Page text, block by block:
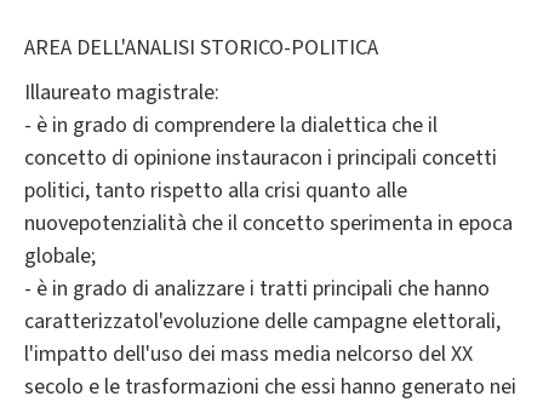
AREA DELL'ANALISI STORICO-POLITICA
Illaureato magistrale:
- è in grado di comprendere la dialettica che il
concetto di opinione instauracon i principali concetti
politici, tanto rispetto alla crisi quanto alle
nuovepotenzialità che il concetto sperimenta in epoca
globale;
- è in grado di analizzare i tratti principali che hanno
caratterizzatol'evoluzione delle campagne elettorali,
l'impatto dell'uso dei mass media nelcorso del XX
secolo e le trasformazioni che essi hanno generato nei